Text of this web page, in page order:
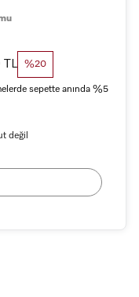
TL %20
sepette anında %5
değil